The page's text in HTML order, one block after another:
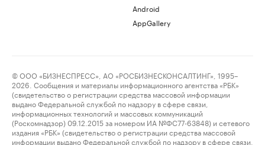
Android
AppGallery
© ООО «БИЗНЕСПРЕСС», АО «РОСБИЗНЕСКОНСАЛТИНГ», 1995–
2026. Сообщения и материалы информационного агентства «РБК»
(свидетельство о регистрации средства массовой информации
выдано Федеральной службой по надзору в сфере связи,
информационных технологий и массовых коммуникаций
(Роскомнадзор) 09.12.2015 за номером ИА №ФС77-63848) и сетевого
издания «РБК» (свидетельство о регистрации средства массовой
информации выдано Федеральной службой по надзору в сфере связи,